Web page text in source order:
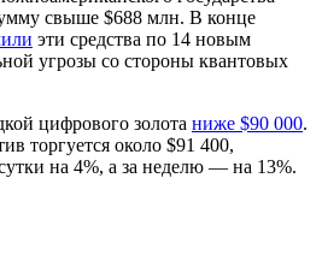
свыше $688 млн. В конце
эти средства по 14 новым
угрозы со стороны квантовых
цифрового золота ниже $90 000.
торгуется около $91 400,
на 4%, а за неделю — на 13%.